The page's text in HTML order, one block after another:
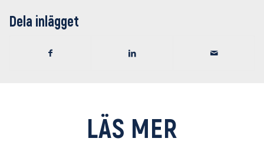
Dela inlägget
LÄS MER